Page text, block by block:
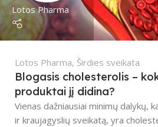
Lotos Pharma
Lotos Pharma, Širdies sveikata
Blogasis cholesterolis –
produktai jį didina?
Vienas dažniausiai minimų dalykų,
ir kraujagyslių sveikatą, yra